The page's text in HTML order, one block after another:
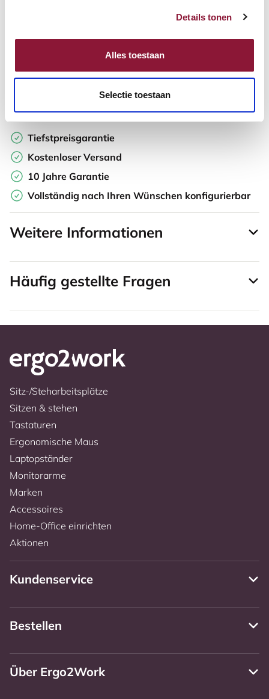
Details tonen
Alles toestaan
Selectie toestaan
Auf der Suche nach Stückzahlen? Machen Sie Ihren Arbeitsplatz
komplett und fordern Sie direkt ein individuelles Angebot an.
Zur Vergleichsliste hinzufügen
Tiefstpreisgarantie
Kostenloser Versand
10 Jahre Garantie
Vollständig nach Ihren Wünschen konfigurierbar
Weitere Informationen
Häufig gestellte Fragen
Sitz-/Steharbeitsplätze
Sitzen & stehen
Tastaturen
Ergonomische Maus
Laptopständer
Monitorarme
Marken
Accessoires
Home-Office einrichten
Aktionen
Kundenservice
Bestellen
Über Ergo2Work